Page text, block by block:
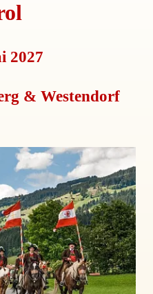
2027
& Westendorf